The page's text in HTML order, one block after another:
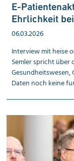
E-
Ehrlichkeit
06.03.2026
Interview mit heise
Semler spricht
Daten noch keine